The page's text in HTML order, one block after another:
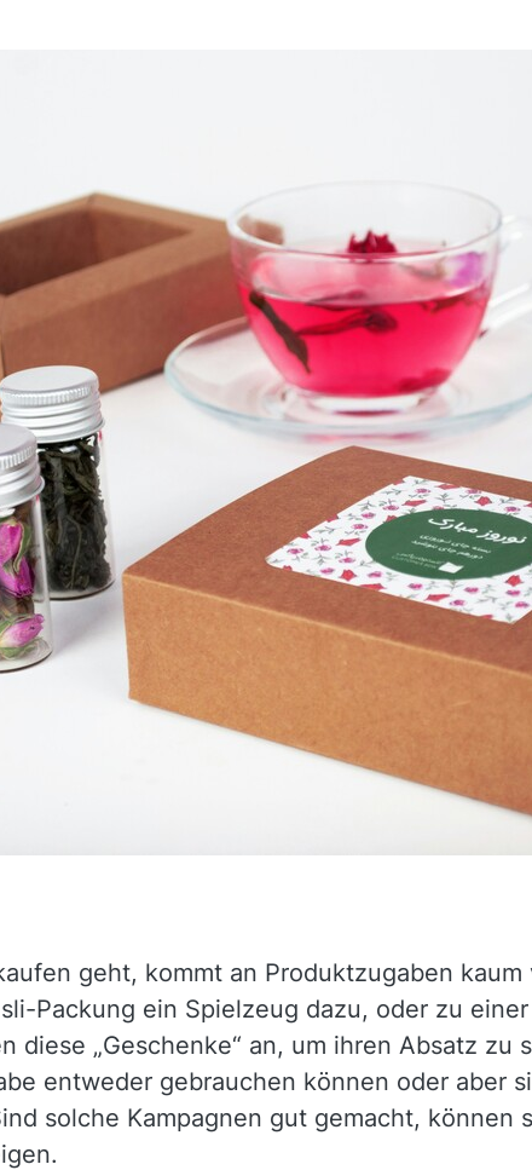
geht, kommt an Produktzugaben kaum
Packung ein Spielzeug dazu, oder zu einer
diese „Geschenke“ an, um ihren Absatz zu
entweder gebrauchen können oder aber
solche Kampagnen gut gemacht, können